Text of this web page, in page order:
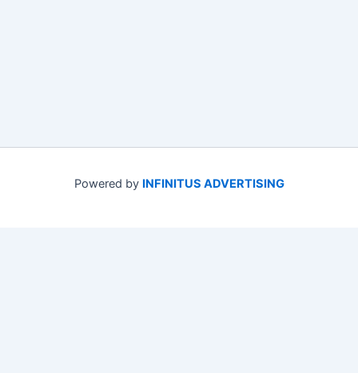
Powered by INFINITUS ADVERTISING